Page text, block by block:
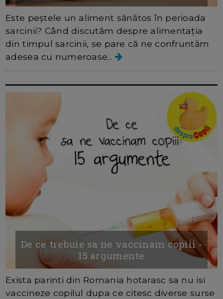
Este peștele un aliment sănătos în perioada
sarcinii? Când discutăm despre alimentația
din timpul sarcinii, se pare că ne confruntăm
adesea cu numeroase...
De ce trebuie sa ne vaccinam copiii -
15 argumente
Exista parinti din Romania hotarasc sa nu isi
vaccineze copilul dupa ce citesc diverse surse